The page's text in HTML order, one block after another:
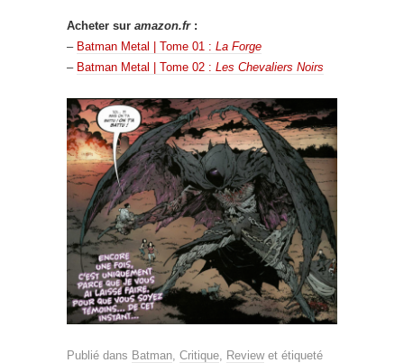
Acheter sur amazon.fr:
– Batman Metal | Tome 01 : La Forge
– Batman Metal | Tome 02 : Les Chevaliers Noirs
Publié dans Batman Critique Reviewet étiqueté